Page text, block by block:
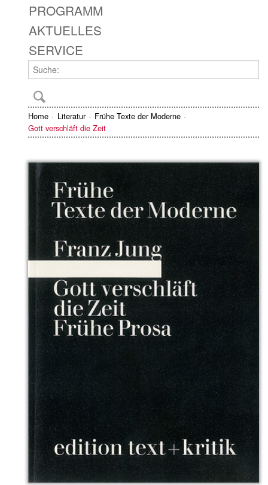
PROGRAMM
AKTUELLES
SERVICE
Home Literatur
Frühe Texte der Moderne
Gott verschläft die Zeit